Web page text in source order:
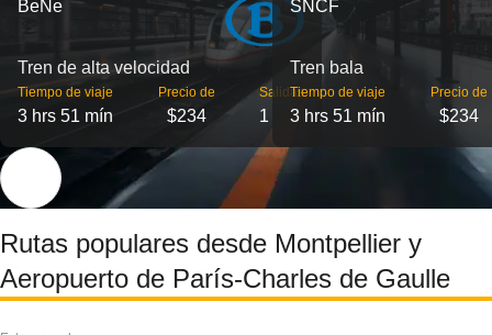
BeNe
Tren de alta velocidad
Tiempo de viaje
3 hrs 51 mín
Precio de
$234
Salidas
1
SNCF
Tren bala
Tiempo de viaje
3 hrs 51 mín
Precio de
$234
Rutas populares desde Montpellier y
Aeropuerto de París-Charles de Gaulle